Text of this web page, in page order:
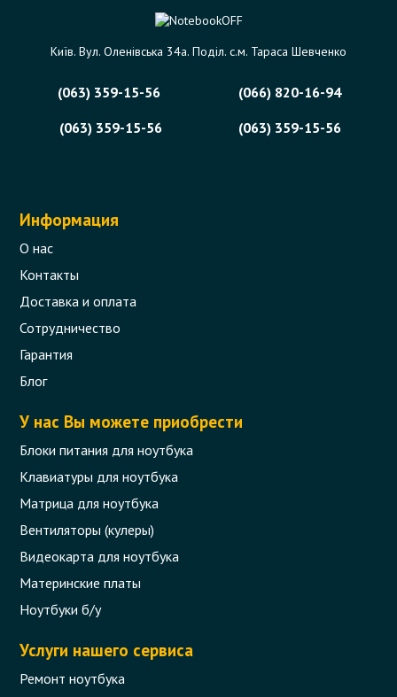
Київ. Вул. Оленівська 34а. Поділ. с.м. Тараса Шевченко
(063) 359-15-56
(066) 820-16-94
(063) 359-15-56
(063) 359-15-56
Информация
О нас
Контакты
Доставка и оплата
Сотрудничество
Гарантия
Блог
У нас Вы можете приобрести
Блоки питания для ноутбука
Клавиатуры для ноутбука
Матрица для ноутбука
Вентиляторы (кулеры)
Видеокарта для ноутбука
Материнские платы
Ноутбуки б/у
Услуги нашего сервиса
Ремонт ноутбука